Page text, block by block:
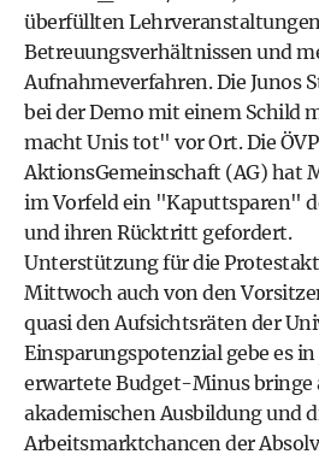
überfüllten
Betreuungsverhältnissen und
Aufnahmeverfahren. Die Junos
bei der Demo mit einem Schild
macht Unis tot" vor Ort. Die
AktionsGemeinschaft (AG) hat
im Vorfeld ein "Kaputtsparen"
und ihren Rücktritt gefordert.
Unterstützung für die
Mittwoch auch von den
quasi den Aufsichtsräten der
Einsparungspotenzial gebe es
erwartete Budget-Minus bringe
akademischen Ausbildung und
Arbeitsmarktchancen der